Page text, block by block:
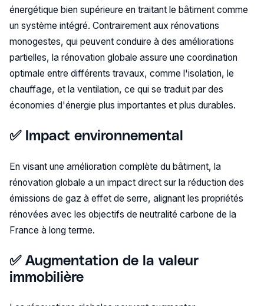
énergétique bien supérieure en traitant le bâtiment comme
un système intégré. Contrairement aux rénovations
monogestes, qui peuvent conduire à des améliorations
partielles, la rénovation globale assure une coordination
optimale entre différents travaux, comme l'isolation, le
chauffage, et la ventilation, ce qui se traduit par des
économies d'énergie plus importantes et plus durables​.
✅ Impact environnemental
En visant une amélioration complète du bâtiment, la
rénovation globale a un impact direct sur la réduction des
émissions de gaz à effet de serre, alignant les propriétés
rénovées avec les objectifs de neutralité carbone de la
France à long terme​.
✅ Augmentation de la valeur
immobilière